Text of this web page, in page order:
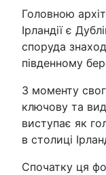
Головною
Ірландії є
споруда
південному
З моменту
ключову та
виступає як
в столиці
Спочатку ця